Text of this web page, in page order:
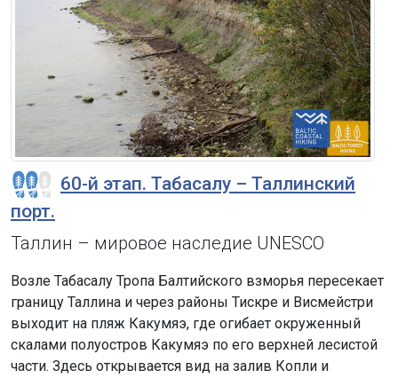
60-й этап. Табасалу – Таллинский
порт.
Таллин – мировое наследие UNESCO
Возле Табасалу Тропа Балтийского взморья пересекает
границу Таллина и через районы Тискре и Висмейстри
выходит на пляж Какумяэ, где огибает окруженный
скалами полуостров Какумяэ по его верхней лесистой
части. Здесь открывается вид на залив Копли и